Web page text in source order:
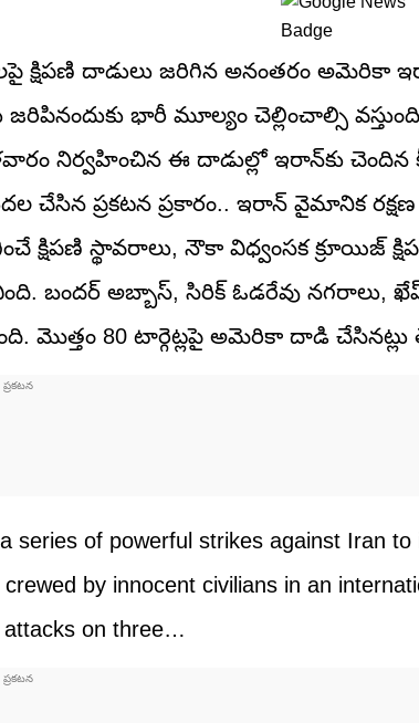
క్షిపణి దాడులు జరిగిన అనంతరం అమెరికా
భారీ మూల్యం చెల్లించాల్సి
నిర్వహించిన ఈ దాడుల్లో ఇరాన్‌కు చెందిన
చేసిన ప్రకటన ప్రకారం.. ఇరాన్ వైమానిక రక్షణ
స్థావరాలు, నౌకా విధ్వంసక క్రూయిజ్
బందర్ అబ్బాస్, సిరిక్ ఓడరేవు నగరాలు,
మొత్తం 80 టార్గెట్లపై అమెరికా దాడి చేసినట్లు
series of powerful strikes against Iran to
by innocent civilians in an
attacks on three…